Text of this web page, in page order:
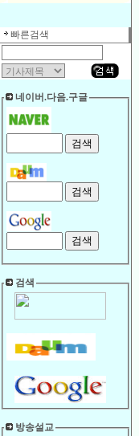
빠른검색
네이버.다음.구글
검색
방송설교